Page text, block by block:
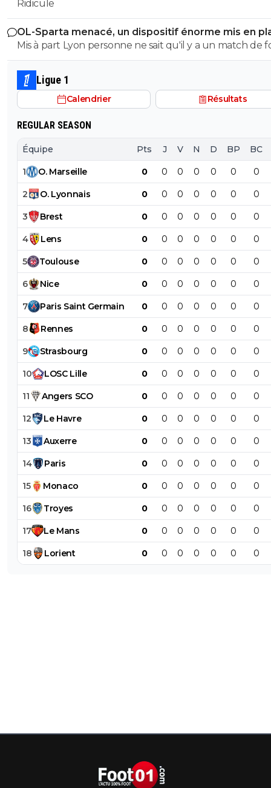
Ridicule
OL-Sparta menacé, un dispositif énorme mis en
Mis à part Lyon personne ne sait qu'il y a un match de
Ligue 1
Calendrier Résultats
REGULAR SEASON
Équipe Pts J V N D BP BC
1 O. Marseille 0 0 0 0 0 0 0
2 O. Lyonnais 0 0 0 0 0 0 0
3 Brest 0 0 0 0 0 0 0
4 Lens 0 0 0 0 0 0 0
5 Toulouse 0 0 0 0 0 0 0
6 Nice 0 0 0 0 0 0 0
7 Paris Saint Germain 0 0 0 0 0 0 0
8 Rennes 0 0 0 0 0 0 0
9 Strasbourg 0 0 0 0 0 0 0
10 LOSC Lille 0 0 0 0 0 0 0
11 Angers SCO 0 0 0 0 0 0 0
12 Le Havre 0 0 0 0 0 0 0
13 Auxerre 0 0 0 0 0 0 0
14 Paris 0 0 0 0 0 0 0
15 Monaco 0 0 0 0 0 0 0
16 Troyes 0 0 0 0 0 0 0
17 Le Mans 0 0 0 0 0 0 0
18 Lorient 0 0 0 0 0 0 0